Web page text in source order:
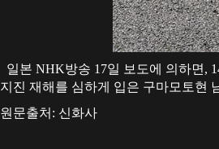
일본 NHK방송 17일 보도에 의하면,
지진 재해를 심하게 입은 구마모토현
원문출처: 신화사